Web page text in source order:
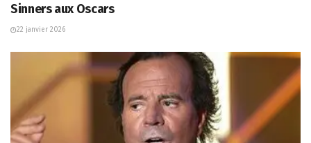
Sinners aux Oscars
22 janvier 2026